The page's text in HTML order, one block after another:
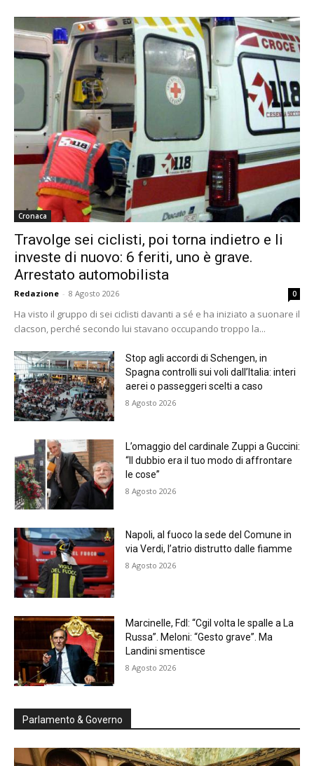
Cronaca
Travolge sei ciclisti, poi torna indietro e li
investe di nuovo: 6 feriti, uno è grave.
Arrestato automobilista
Redazione - 8 Agosto 2026 0
Ha visto il gruppo di sei ciclisti davanti a sé e ha iniziato a suonare il
clacson, perché secondo lui stavano occupando troppo la...
Stop agli accordi di Schengen, in
Spagna controlli sui voli dall’Italia: interi
aerei o passeggeri scelti a caso
8 Agosto 2026
L’omaggio del cardinale Zuppi a Guccini:
“Il dubbio era il tuo modo di affrontare
le cose”
8 Agosto 2026
Napoli, al fuoco la sede del Comune in
via Verdi, l’atrio distrutto dalle fiamme
8 Agosto 2026
Marcinelle, FdI: “Cgil volta le spalle a La
Russa”. Meloni: “Gesto grave”. Ma
Landini smentisce
8 Agosto 2026
Parlamento & Governo